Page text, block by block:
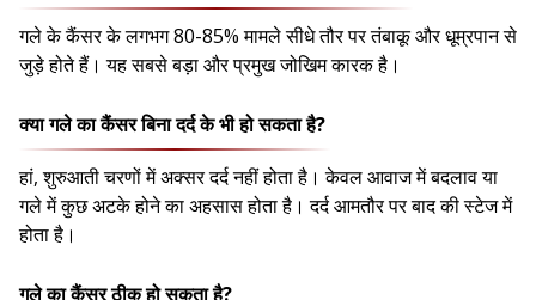
गले के कैंसर के लगभग 80-85% मामले सीधे तौर पर तंबाकू और धूम्रपान से
जुड़े होते हैं। यह सबसे बड़ा और प्रमुख जोखिम कारक है।
क्या गले का कैंसर बिना दर्द के भी हो सकता है?
हां, शुरुआती चरणों में अक्सर दर्द नहीं होता है। केवल आवाज में बदलाव या
गले में कुछ अटके होने का अहसास होता है। दर्द आमतौर पर बाद की स्टेज में
होता है।
गले का कैंसर ठीक हो सकता है?